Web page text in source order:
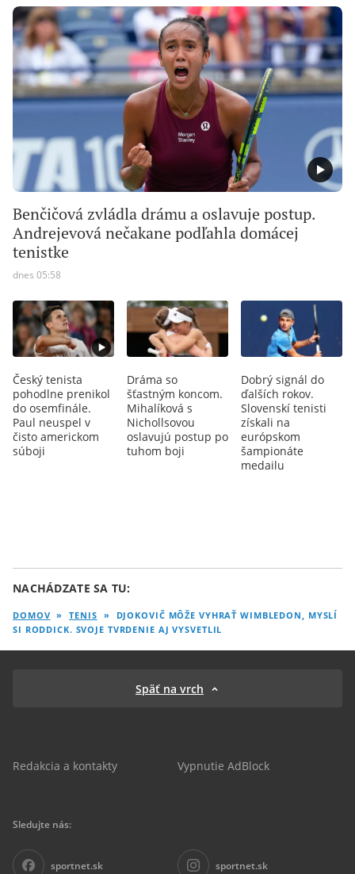
Benčičová zvládla drámu a oslavuje postup.
Andrejevová nečakane podľahla domácej
tenistke
dnes 05:58
Český tenista
pohodlne prenikol
do osemfinále.
Paul neuspel v
čisto americkom
súboji
Dráma so
šťastným koncom.
Mihalíková s
Nichollsovou
oslavujú postup po
tuhom boji
Dobrý signál do
ďalších rokov.
Slovenskí tenisti
získali na
európskom
šampionáte
medailu
NACHÁDZATE SA TU:
DOMOV » TENIS »
DJOKOVIČ MÔŽE VYHRAŤ WIMBLEDON, MYSLÍ
SI RODDICK. SVOJE TVRDENIE AJ VYSVETLIL
Späť na vrch
Redakcia a kontakty Vypnutie AdBlock
Sledujte nás:
sportnet.sk sportnet.sk